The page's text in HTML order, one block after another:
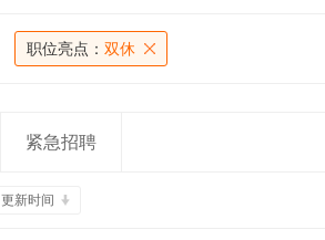
职位亮点： 双休
紧急招聘
更新时间